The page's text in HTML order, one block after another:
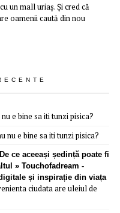
un mall uriaș. Și cred că
oamenii caută din nou
e bine sa iti tunzi pisica?
nu e bine sa iti tunzi pisica?
ce aceeași ședință poate fi
» Touchofadream -
și inspirație din viața
ciudata are uleiul de